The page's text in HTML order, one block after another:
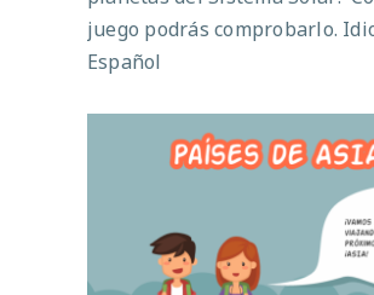
juego podrás comprobarlo.
Español
Países de Asia